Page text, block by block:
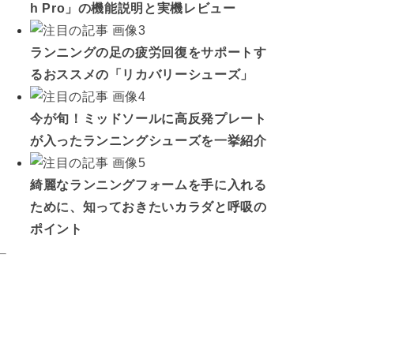
h Pro」の機能説明と実機レビュー
ランニングの足の疲労回復をサポートす
るおススメの「リカバリーシューズ」
今が旬！ミッドソールに高反発プレート
が入ったランニングシューズを一挙紹介
綺麗なランニングフォームを手に入れる
ために、知っておきたいカラダと呼吸の
ポイント